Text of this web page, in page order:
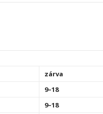
zárva
9–18
9–18